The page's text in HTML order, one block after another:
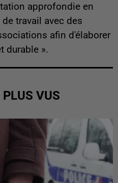
approfondie en
travail avec des
afin d'élaborer
durable ».
VUS